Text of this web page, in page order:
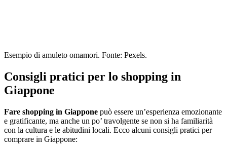
Esempio di amuleto omamori. Fonte: Pexels.
Consigli pratici per lo shopping in
Giappone
Fare shopping in Giappone può essere un’esperienza emozionante
e gratificante, ma anche un po’ travolgente se non si ha familiarità
con la cultura e le abitudini locali. Ecco alcuni consigli pratici per
comprare in Giappone: